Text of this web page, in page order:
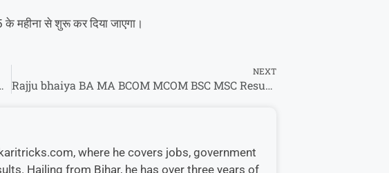
महीना से शुरू कर दिया जाएगा।
: अभी अभी हुआ जारी!
NEXT
Rajju bhaiya BA MA BCOM MCOM BSC MSC Result Check Kare : रज्जू भैया यूनिवर्सिटी रिजल्ट फटाफट यहां से करें चेक @prsu.ac.in
where he covers jobs, government
Hailing from Bihar, he has over three years of